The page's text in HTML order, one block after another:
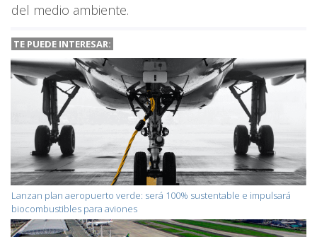
del medio ambiente.
TE PUEDE INTERESAR:
Lanzan plan aeropuerto verde: será 100% sustentable e impulsará
biocombustibles para aviones